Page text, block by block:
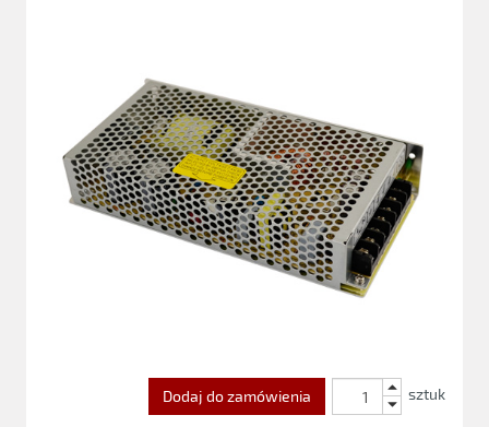
Dodaj do zamówienia sztuk